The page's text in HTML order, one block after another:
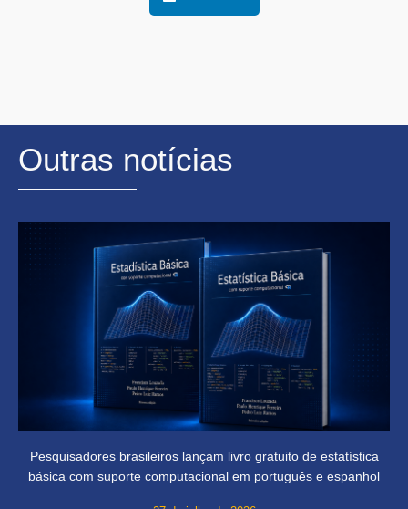
Outras notícias
Pesquisadores brasileiros lançam livro gratuito de estatística
básica com suporte computacional em português e espanhol